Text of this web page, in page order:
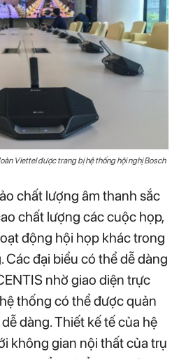
Viettel được trang bị hệ thống hội nghị Bosch
chất lượng âm thanh sắc
chất lượng các cuộc họp,
động hội họp khác trong
đại biểu có thể dễ dàng
nhờ giao diện trực
thống có thể được quản
dàng. Thiết kế tế của hệ
không gian nội thất của trụ